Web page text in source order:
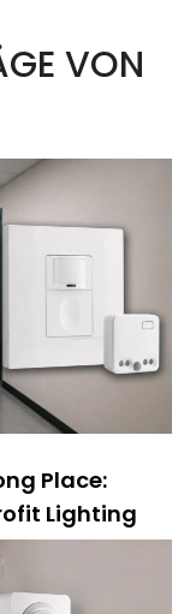
VON
Place:
Lighting